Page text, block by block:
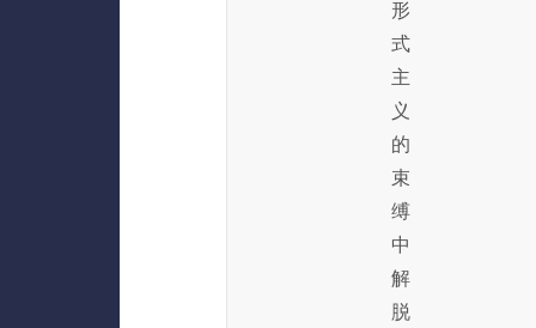
形
式
主
义
的
束
缚
中
解
脱